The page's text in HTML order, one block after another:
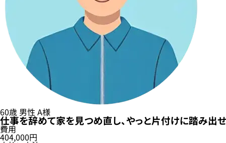
60歳 男性 A様
仕事を辞めて家を見つめ直し、やっと片付けに踏み出
費用
404,000円